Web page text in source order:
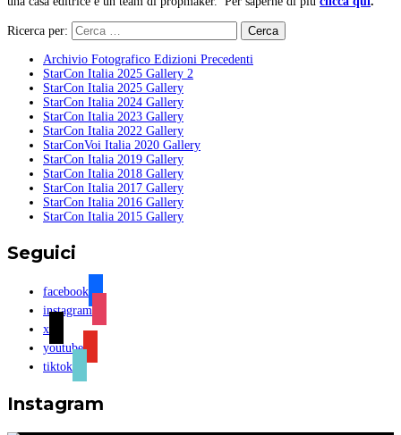
Ricerca per:
Archivio Fotografico Edizioni Precedenti
StarCon Italia 2025 Gallery 2
StarCon Italia 2025 Gallery
StarCon Italia 2024 Gallery
StarCon Italia 2023 Gallery
StarCon Italia 2022 Gallery
StarConVoi Italia 2020 Gallery
StarCon Italia 2019 Gallery
StarCon Italia 2018 Gallery
StarCon Italia 2017 Gallery
StarCon Italia 2016 Gallery
StarCon Italia 2015 Gallery
Seguici
facebook
instagram
x
youtube
tiktok
Instagram